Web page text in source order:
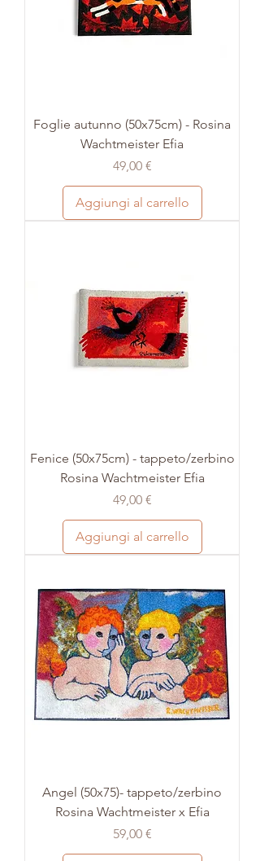
Foglie autunno (50x75cm) - Rosina
Wachtmeister Efia
Prezzo
49,00 €
Aggiungi al carrello
Fenice (50x75cm) - tappeto/zerbino
Rosina Wachtmeister Efia
Prezzo
49,00 €
Aggiungi al carrello
Angel (50x75)- tappeto/zerbino
Rosina Wachtmeister x Efia
Prezzo
59,00 €